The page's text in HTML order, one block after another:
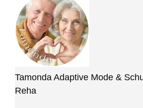
Tamonda Adaptive Mode &
Reha